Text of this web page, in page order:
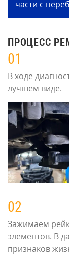
части с
ПРОЦЕСС
01
В ходе
лучшем виде.
02
Зажимаем
элементов. В
признаков